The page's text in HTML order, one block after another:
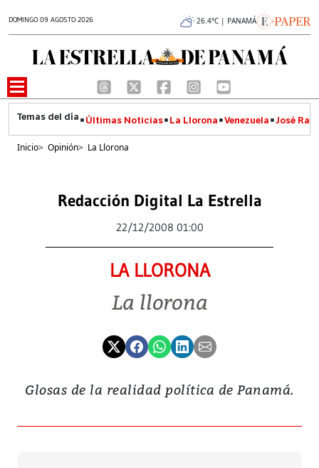
DOMINGO 09 AGOSTO 2026 26.4°C | PANAMÁ
Últimas Noticias La Llorona Venezuela José
Inicio> Opinión> La Llorona
Redacción Digital La Estrella
22/12/2008 01:00
LA LLORONA
La llorona
Glosas de la realidad política de Panamá.